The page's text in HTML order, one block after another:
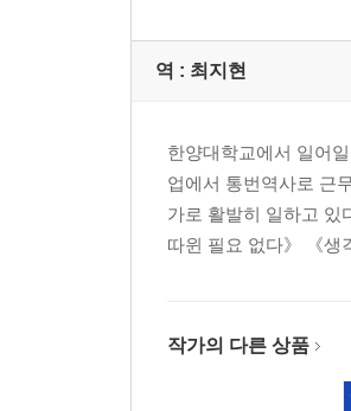
역 : 최지현
한양대학교에서 일어
업에서 통번역사로 근
가로 활발히 일하고 있
따윈 필요 없다》 《생
작가의 다른 상품